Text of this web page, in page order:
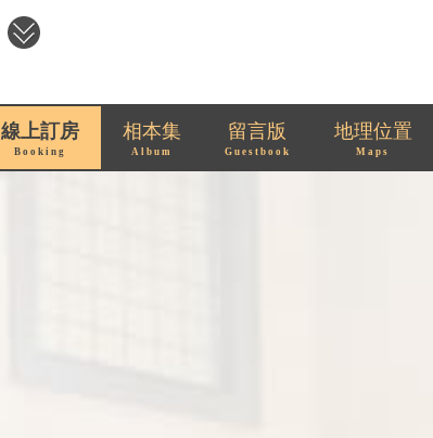
線上訂房
Booking
相本集
Album
留言版
Guestbook
地理位置
Maps